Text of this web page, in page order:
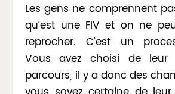
Les gens ne comprennent
qu’est une FIV et on ne
reprocher. C’est un
Vous avez choisi de leur
parcours, il y a donc des